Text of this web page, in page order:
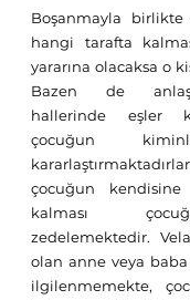
Boşanmayla
hangi tarafta
yararına olacaksa o
Bazen de
hallerinde eşler
çocuğun
çocuğun kendisine
kalması
zedelemektedir.
olan anne veya
ilgilenmemekte,